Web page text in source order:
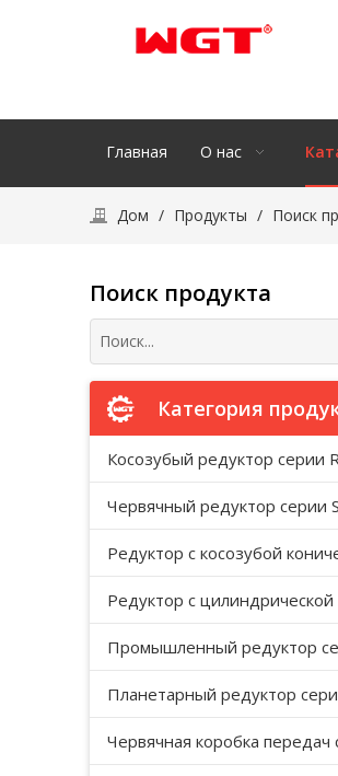
Главная О нас
Дом / Продукты / Поиск
Поиск продукта
Категория
Косозубый редуктор серии
Планетарный редуктор